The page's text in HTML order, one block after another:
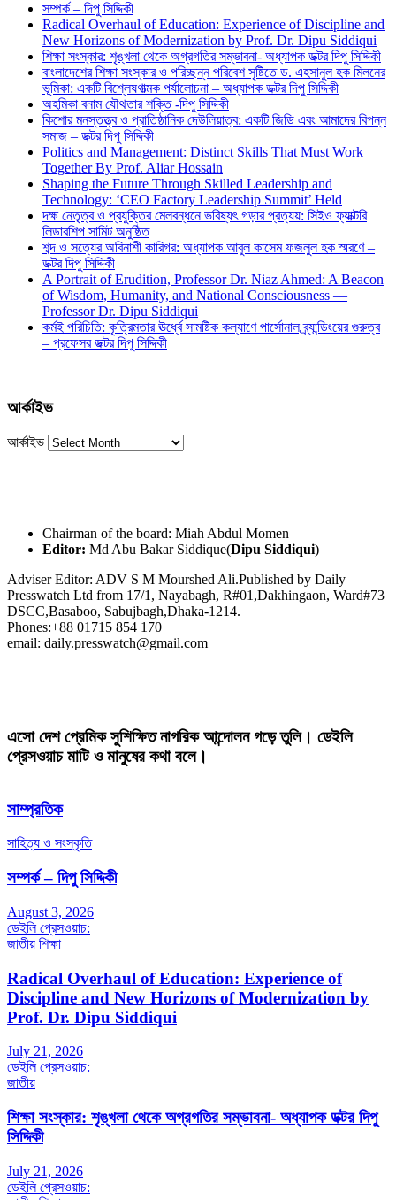
সম্পর্ক – দিপু সিদ্দিকী
Radical Overhaul of Education: Experience of Discipline and
New Horizons of Modernization by Prof. Dr. Dipu Siddiqui
শিক্ষা সংস্কার: শৃঙ্খলা থেকে অগ্রগতির সম্ভাবনা- অধ্যাপক ডক্টর দিপু সিদ্দিকী
বাংলাদেশের শিক্ষা সংস্কার ও পরিচ্ছন্ন পরিবেশ সৃষ্টিতে ড. এহসানুল হক মিলনের
ভূমিকা: একটি বিশ্লেষণাত্মক পর্যালোচনা – অধ্যাপক ডক্টর দিপু সিদ্দিকী
অহমিকা বনাম যৌথতার শক্তি -দিপু সিদ্দিকী
কিশোর মনস্তত্ত্ব ও প্রাতিষ্ঠানিক দেউলিয়াত্ব: একটি জিডি এবং আমাদের বিপন্ন
সমাজ – ডক্টর দিপু সিদ্দিকী
Politics and Management: Distinct Skills That Must Work
Together By Prof. Aliar Hossain
Shaping the Future Through Skilled Leadership and
Technology: ‘CEO Factory Leadership Summit’ Held
দক্ষ নেতৃত্ব ও প্রযুক্তির মেলবন্ধনে ভবিষ্যৎ গড়ার প্রত্যয়: সিইও ফ্যাক্টরি
লিডারশিপ সামিট অনুষ্ঠিত
শব্দ ও সত্যের অবিনাশী কারিগর: অধ্যাপক আবুল কাসেম ফজলুল হক স্মরণে –
ডক্টর দিপু সিদ্দিকী
A Portrait of Erudition, Professor Dr. Niaz Ahmed: A Beacon
of Wisdom, Humanity, and National Consciousness —
Professor Dr. Dipu Siddiqui
কর্মই পরিচিতি: কৃত্রিমতার ঊর্ধ্বে সামষ্টিক কল্যাণে পার্সোনাল ব্র্যান্ডিংয়ের গুরুত্ব
– প্রফেসর ডক্টর দিপু সিদ্দিকী
আর্কাইভ
আর্কাইভ
Chairman of the board: Miah Abdul Momen
Editor: Md Abu Bakar Siddique(Dipu Siddiqui)
Adviser Editor: ADV S M Mourshed Ali.Published by Daily
Presswatch Ltd from 17/1, Nayabagh, R#01,Dakhingaon, Ward#73
DSCC,Basaboo, Sabujbagh,Dhaka-1214.
Phones:+88 01715 854 170
email: daily.presswatch@gmail.com
এসো দেশ প্রেমিক সুশিক্ষিত নাগরিক আন্দোলন গড়ে তুলি। ডেইলি
প্রেসওয়াচ মাটি ও মানুষের কথা বলে।
সাম্প্রতিক
সাহিত্য ও সংস্কৃতি
সম্পর্ক – দিপু সিদ্দিকী
August 3, 2026
ডেইলি প্রেসওয়াচ:
জাতীয় শিক্ষা
Radical Overhaul of Education: Experience of
Discipline and New Horizons of Modernization by
Prof. Dr. Dipu Siddiqui
July 21, 2026
ডেইলি প্রেসওয়াচ:
জাতীয়
শিক্ষা সংস্কার: শৃঙ্খলা থেকে অগ্রগতির সম্ভাবনা- অধ্যাপক ডক্টর দিপু
সিদ্দিকী
July 21, 2026
ডেইলি প্রেসওয়াচ: